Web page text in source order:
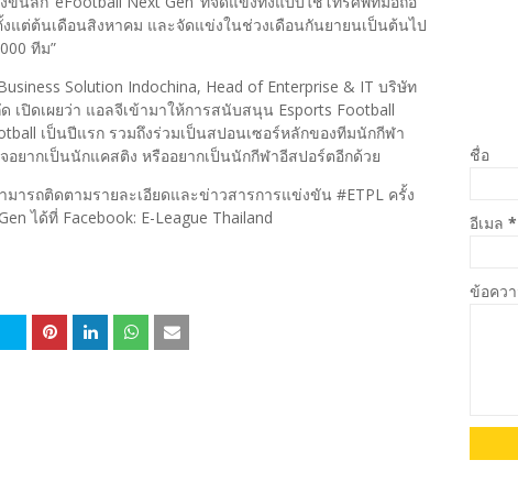
แต่ต้นเดือนสิงหาคม และจัดแข่งในช่วงเดือนกันยายนเป็นต้นไป
ทีม”
Solution Indochina, Head of Enterprise & IT บริษัท
เปิดเผยว่า แอลจีเข้ามาให้การสนับสนุน Esports Football
เป็นปีแรก รวมถึงร่วมเป็นสปอนเซอร์หลักของทีมนักกีฬา
ยากเป็นนักแคสติง หรืออยากเป็นนักกีฬาอีสปอร์ตอีกด้วย
รถติดตามรายละเอียดและข่าวสารการแข่งขัน #ETPL ครั้ง
ได้ที่ Facebook: E-League Thailand
ชื่อ
อีเมล *
ข้อคว